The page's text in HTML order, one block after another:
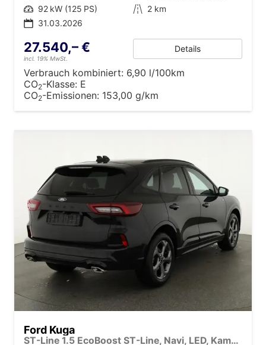
Leistung 92 kW (125 PS) Kilometerstand 2 km
31.03.2026
27.540,– €
incl. 19% MwSt.
Details
Verbrauch kombiniert: 6,90 l/100km
CO2-Klasse: E
CO2-Emissionen: 153,00 g/km
Ford Kuga
ST-Line 1.5 EcoBoost ST-Line, Navi, LED, Kamera, Winter, FS beheizbar